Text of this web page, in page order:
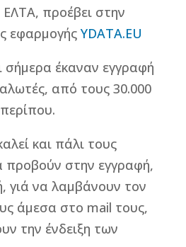
προέβει στην
εφαρμογήςYDATA.EU
σήμερα έκαναν εγγραφή
από τους 30.000
περίπου.
και πάλι τους
προβούν στην εγγραφή,
γιά να λαμβάνουν τον
άμεσα στο mail τους,
την ένδειξη των